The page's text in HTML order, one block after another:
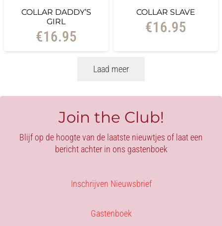
COLLAR DADDY’S
GIRL
€16.95
COLLAR SLAVE
€16.95
Laad meer
Join the Club!
Blijf op de hoogte van de laatste nieuwtjes of laat een
bericht achter in ons gastenboek
Inschrijven Nieuwsbrief
Gastenboek